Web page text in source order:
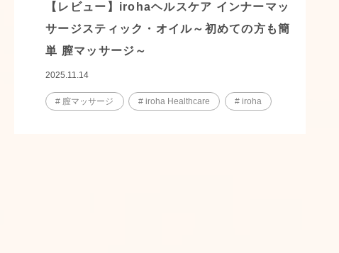
【レビュー】irohaヘルスケア インナーマッ
サージスティック・オイル～初めての方も簡
単 膣マッサージ～
2025.11.14
# 膣マッサージ # iroha Healthcare # iroha